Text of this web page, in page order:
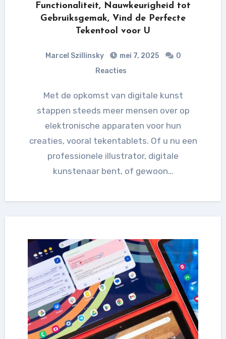
Functionaliteit, Nauwkeurigheid tot
Gebruiksgemak, Vind de Perfecte
Tekentool voor U
Marcel Szillinsky mei 7, 2025
0
Reacties
Met de opkomst van digitale kunst
stappen steeds meer mensen over op
elektronische apparaten voor hun
creaties, vooral tekentablets. Of u nu een
professionele illustrator, digitale
kunstenaar bent, of gewoon…